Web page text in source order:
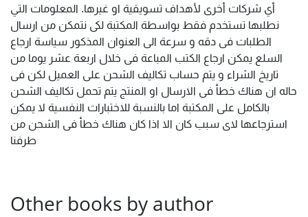
أي شركات أخرى لأهداف تسويقية او غيرها. المعلومات التي
نطلبها تستخدم فقط بواسطة المكتبة لكى نتمكن من ارسال
الطلبات فى دقه و سرعة الى العنوان المذكور سياسة ارجاع
السلع يمكن ارجاع الكتب المباعة فى خلال اربعة عشر يوما من
تاريخ الشراء و يتم حساب تكاليف الشحن على العميل لكن فى
حاله ان هناك خطأ فى الارسال او المنتج يتم تحمل تكاليف الشحن
بالكامل على المكتبة اما بالنسبة للاختبارات النفسية لا يمكن
استرجاعها لاى سبب كان الا اذا كان هناك خطأ فى الشحن من
طرفنا
Other books by author